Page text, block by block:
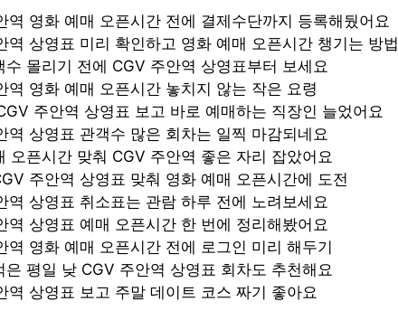
역 영화 예매 오픈시간 전에 결제수단까지 등록해뒀어요
역 상영표 미리 확인하고 영화 예매 오픈시간 챙기는 방법
수 몰리기 전에 CGV 주안역 상영표부터 보세요
역 영화 예매 오픈시간 놓치지 않는 작은 요령
주안역 상영표 보고 바로 예매하는 직장인 늘었어요
역 상영표 관객수 많은 회차는 일찍 마감되네요
오픈시간 맞춰 CGV 주안역 좋은 자리 잡았어요
주안역 상영표 맞춰 영화 예매 오픈시간에 도전
역 상영표 취소표는 관람 하루 전에 노려보세요
역 상영표 예매 오픈시간 한 번에 정리해봤어요
역 영화 예매 오픈시간 전에 로그인 미리 해두기
은 평일 낮 CGV 주안역 상영표 회차도 추천해요
역 상영표 보고 주말 데이트 코스 짜기 좋아요